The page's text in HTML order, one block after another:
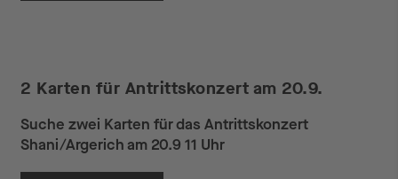
2 Karten für Antrittskonzert am 20.9.
Suche zwei Karten für das Antrittskonzert
Shani/Argerich am 20.9 11 Uhr